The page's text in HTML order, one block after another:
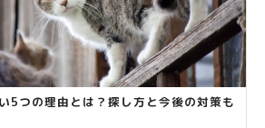
5つの理由とは？探し方と今後の対策も